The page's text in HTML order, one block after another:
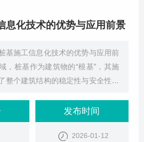
息化技术的优势与应用前景
基施工信息化技术的优势与应用前
，桩基作为建筑物的“根基”，其施
整个建筑结构的稳定性与安全性。
发布时间
2026-01-12